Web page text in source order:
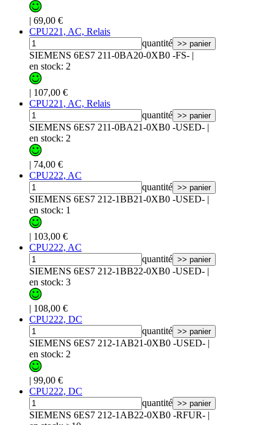
| 69,00 €
CPU221, AC, Relais
quantité >> panier
SIEMENS 6ES7 211-0BA20-0XB0 -FS- |
en stock: 2
| 107,00 €
CPU221, AC, Relais
quantité >> panier
SIEMENS 6ES7 211-0BA21-0XB0 -USED- |
en stock: 2
| 74,00 €
CPU222, AC
quantité >> panier
SIEMENS 6ES7 212-1BB21-0XB0 -USED- |
en stock: 1
| 103,00 €
CPU222, AC
quantité >> panier
SIEMENS 6ES7 212-1BB22-0XB0 -USED- |
en stock: 3
| 108,00 €
CPU222, DC
quantité >> panier
SIEMENS 6ES7 212-1AB21-0XB0 -USED- |
en stock: 2
| 99,00 €
CPU222, DC
quantité >> panier
SIEMENS 6ES7 212-1AB22-0XB0 -RFUR- |